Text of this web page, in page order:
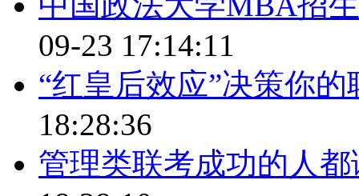
09-23 17:14:11
“红皇后效应”决策你
18:28:36
管理类联考成功的人